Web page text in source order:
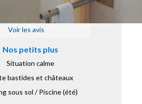
Voir les avis
Nos petits plus
Situation calme
bastides et châteaux
sous sol / Piscine (été)